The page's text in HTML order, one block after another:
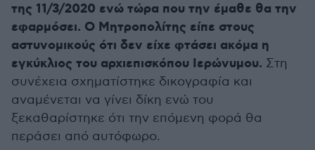
της 11/3/2020 ενώ τώρα που την έμαθε θα την
εφαρμόσει. Ο Μητροπολίτης είπε στους
αστυνομικούς ότι δεν είχε φτάσει ακόμα η
εγκύκλιος του αρχιεπισκόπου Ιερώνυμου. Στη
συνέχεια σχηματίστηκε δικογραφία και
αναμένεται να γίνει δίκη ενώ του
ξεκαθαρίστηκε ότι την επόμενη φορά θα
περάσει από αυτόφωρο.